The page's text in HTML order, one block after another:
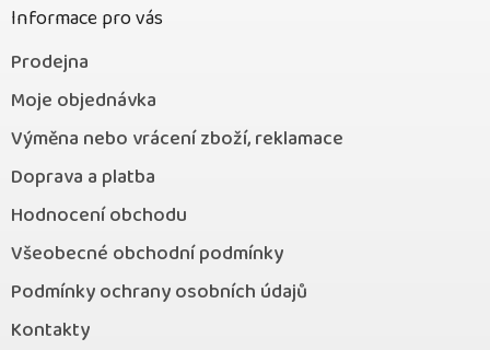
Informace pro vás
Prodejna
Moje objednávka
Výměna nebo vrácení zboží, reklamace
Doprava a platba
Hodnocení obchodu
Všeobecné obchodní podmínky
Podmínky ochrany osobních údajů
Kontakty